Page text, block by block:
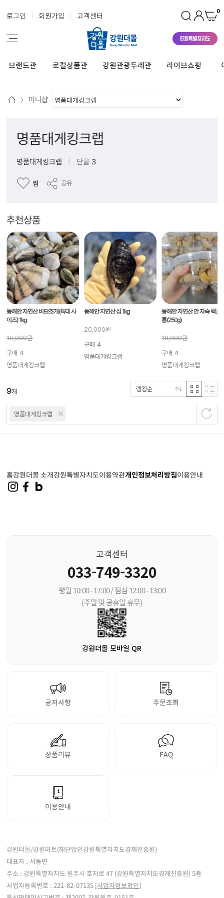
로그인 회원가입 고객센터 0
브랜드관 로컬상품관 강원관광두레관 라이브쇼핑
미니샵
명품대게킹크랩
명품대게킹크랩 단골 3
찜 공유
추천상품
동해안 자연산 비단조개(특대 사
이즈) 1kg
10,000원
구매 4
명품대게킹크랩
동해안 자연산 섭 1kg
20,000원
구매 4
명품대게킹크랩
동해안 자연산 깐 자숙 백골
통(250g)
18,000원
구매 4
명품대게킹크랩
명품대게킹크랩
9개 랭킹순
홈강원더몰 소개강원특별자치도이용약관개인정보처리방침이용안내
고객센터
033-749-3320
평일 10:00 - 17:00 / 점심 12:00 - 13:00
(주말 및 공휴일 휴무)
강원더몰 모바일 QR
공지사항 주문조회
상품리뷰 FAQ
이용안내
강원더몰/강원마트(재단법인강원특별자치도경제진흥원)
대표자 : 서동면
주소 : 강원특별자치도 원주시 호저로 47 (강원특별자치도경제진흥원) 5층
사업자등록번호 : 221-82-07135 [사업자정보확인]